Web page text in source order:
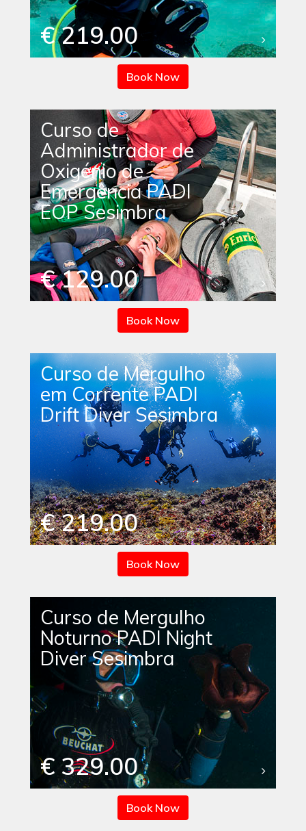
€ 219.00
Book Now
Curso de
Administrador de
Oxigénio de
Emergência PADI
EOP Sesimbra
€ 129.00
Book Now
Curso de Mergulho
em Corrente PADI
Drift Diver Sesimbra
€ 219.00
Book Now
Curso de Mergulho
Noturno PADI Night
Diver Sesimbra
€ 329.00
Book Now